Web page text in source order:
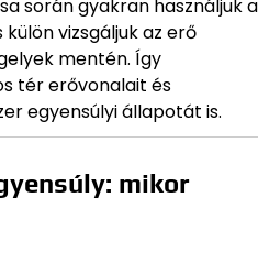
során gyakran használjuk a
külön vizsgáljuk az erő
mentén. Így
tér erővonalait és
egyensúlyi állapotát is.
mikor